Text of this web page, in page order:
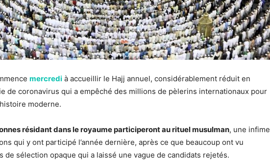
mercredi à accueillir le Hajj annuel, considérablement réduit en
de coronavirus qui a empêché des millions de pèlerins internationaux pour
moderne.
résidant dans le royaume participeront au rituel musulman, une infime
qui y ont participé l’année dernière, après ce que beaucoup ont vu
de sélection opaque qui a laissé une vague de candidats rejetés.